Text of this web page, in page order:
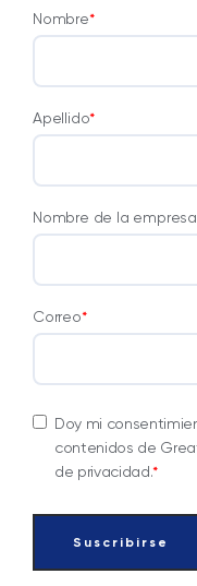
Nombre*
Apellido*
Nombre de la empresa
Correo*
Doy mi
contenidos de
de privacidad.*